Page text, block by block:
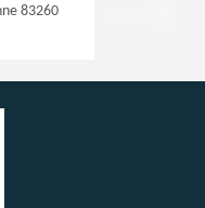
83260